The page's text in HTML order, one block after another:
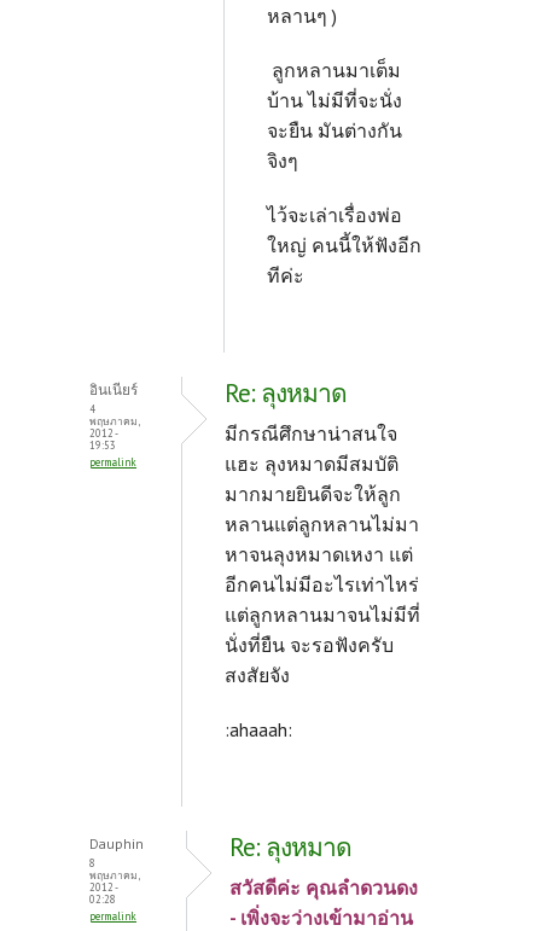
หลานๆ )
ลูกหลานมาเต็ม
บ้าน ไม่มีที่จะนั่ง
จะยืน มันต่างกัน
จิงๆ
ไว้จะเล่าเรื่องพ่อ
ใหญ่ คนนี้ให้ฟังอีก
ทีค่ะ
อินเนียร์
4
พฤษภาคม,
2012 -
19:53
permalink
Re: ลุงหมาด
มีกรณีศึกษาน่าสนใจ
แฮะ ลุงหมาดมีสมบัติ
มากมายยินดีจะให้ลูก
หลานแต่ลูกหลานไม่มา
หาจนลุงหมาดเหงา แต่
อีกคนไม่มีอะไรเท่าไหร่
แต่ลูกหลานมาจนไม่มีที่
นั่งที่ยืน จะรอฟังครับ
สงสัยจัง
:ahaaah:
Dauphin
8
พฤษภาคม,
2012 -
02:28
permalink
Re: ลุงหมาด
สวัสดีค่ะ คุณลำดวนดง
- เพิ่งจะว่างเข้ามาอ่าน